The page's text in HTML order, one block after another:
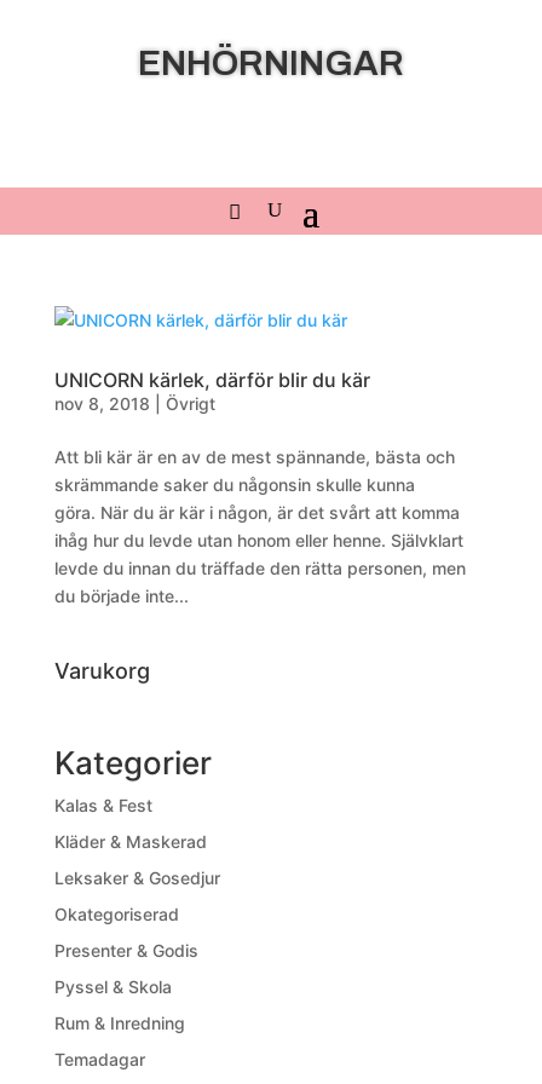
ENHÖRNINGAR
UNICORN kärlek, därför blir du kär
nov 8, 2018 Övrigt
Att bli kär är en av de mest spännande, bästa och
skrämmande saker du någonsin skulle kunna
göra. När du är kär i någon, är det svårt att komma
ihåg hur du levde utan honom eller henne. Självklart
levde du innan du träffade den rätta personen, men
du började inte...
Varukorg
Kategorier
Kalas & Fest
Kläder & Maskerad
Leksaker & Gosedjur
Okategoriserad
Presenter & Godis
Pyssel & Skola
Rum & Inredning
Temadagar